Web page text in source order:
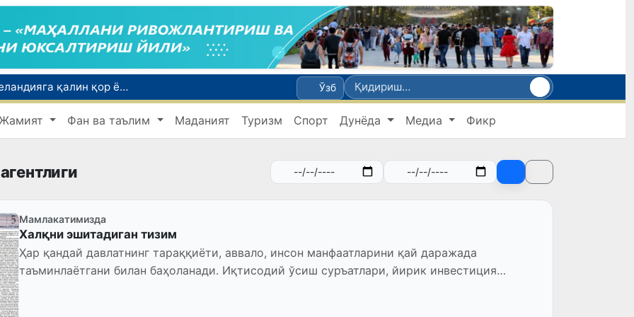
Табиатнинг кутилмаган ҳодисаси: Янги Зеландияга қалин қор ёғди
эълон қилишди
Инсультга чалинган ҳамюртимиз Бош консулхона кўмагида Олмаотадан юртимизга қайтарилди
Ўзб
Жамият Фан ва таълим Маданият Туризм Спорт Дунёда Медиа Фикр
Мамлакатимизда
Халқни эшитадиган тизим
Ҳар қандай давлатнинг тараққиёти, аввало, инсон манфаатларини қай даражада
таъминлаётгани билан баҳоланади. Иқтисодий ўсиш суръатлари, йирик инвестиция